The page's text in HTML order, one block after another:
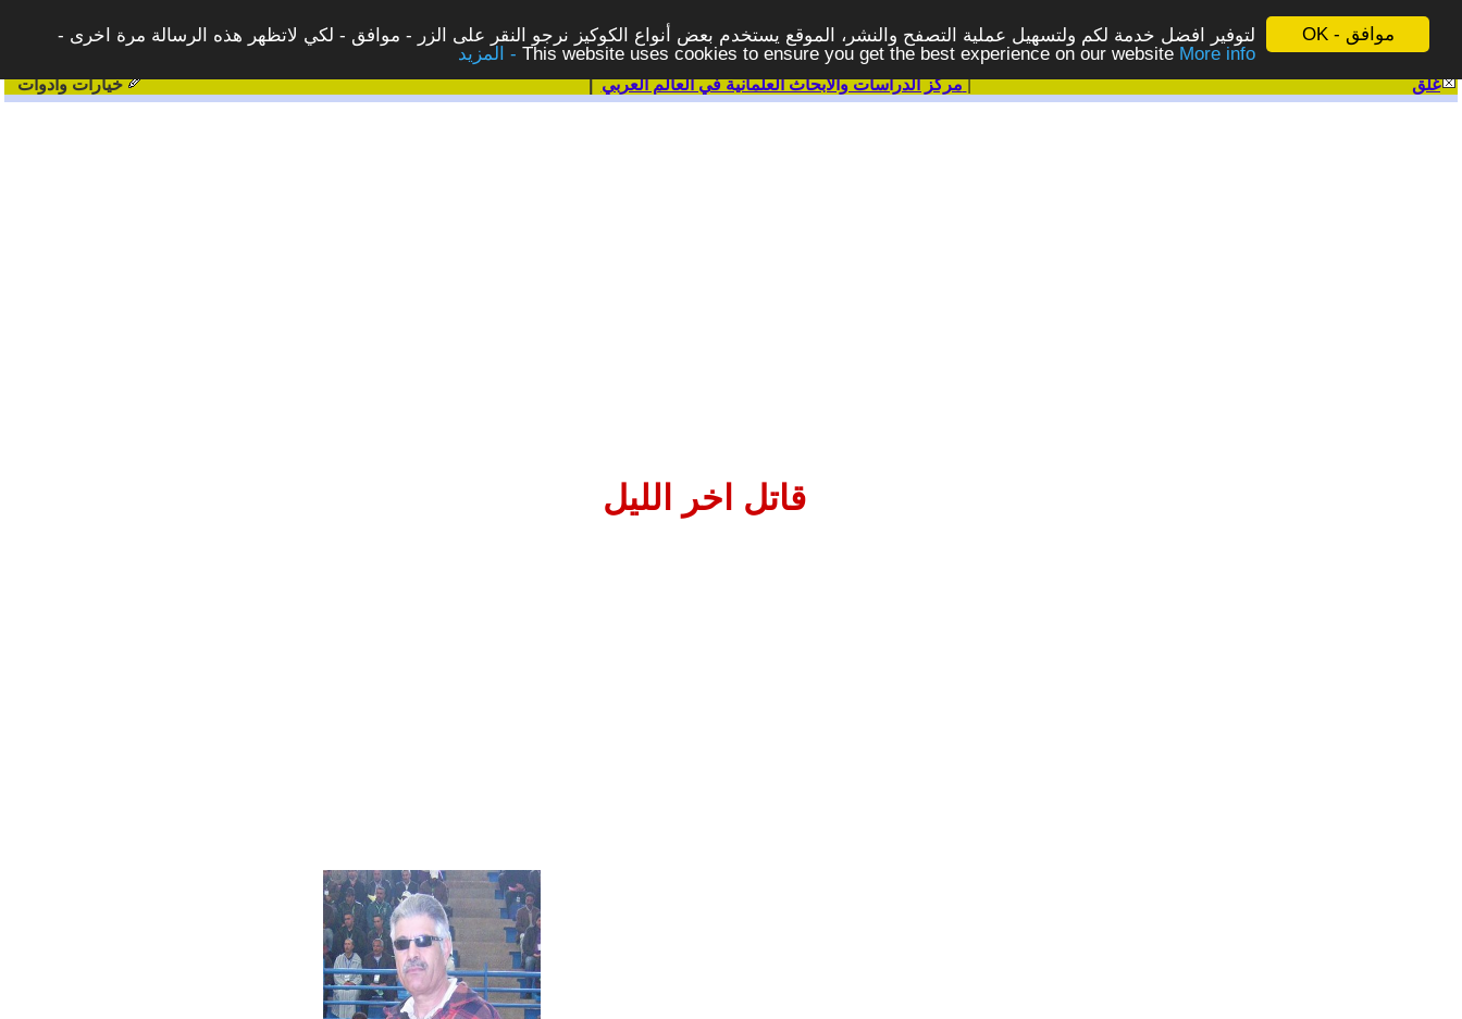
موافق - OK
لتوفير افضل خدمة لكم ولتسهيل عملية التصفح والنشر، الموقع يستخدم بعض أنواع الكوكيز نرجو النقر على الزر - موافق - لكي لاتظهر هذه الرسالة مرة اخرى -
This website uses cookies to ensure you get the best experience on our website More info - المزيد
غلق |مركز الدراسات والابحاث العلمانية في العالم العربي | خيارات وادوات
قاتل اخر الليل